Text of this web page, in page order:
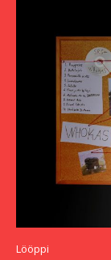
Lööppi